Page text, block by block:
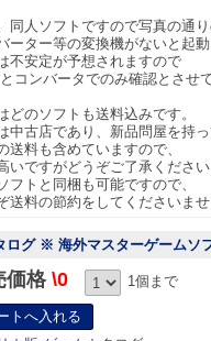
同人ソフトですので写真の通
ーター等の変換機がないと起動
不安定が予想されますので
コンバータでのみ確認とさせ
どのソフトも送料込みです。
中古店であり、新品問屋を持
送料も含めていますので、
いですがどうぞご了承ください
フトと同梱も可能ですので、
送料の節約をしてくださいませ
グ ※ 海外マスターゲームソ
価格 \0 1個まで